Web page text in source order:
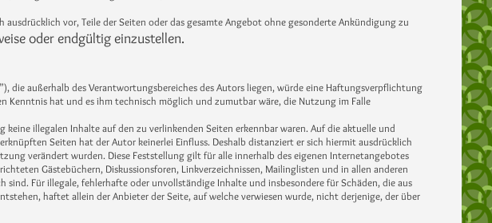
vor, Teile der Seiten oder das gesamte Angebot ohne gesonderte Ankündigung zu
oder endgültig einzustellen.
die außerhalb des Verantwortungsbereiches des Autors liegen, würde eine Haftungsverpflichtung
Kenntnis hat und es ihm technisch möglich und zumutbar wäre, die Nutzung im Falle
illegalen Inhalte auf den zu verlinkenden Seiten erkennbar waren. Auf die aktuelle und
Seiten hat der Autor keinerlei Einfluss. Deshalb distanziert er sich hiermit ausdrücklich
verändert wurden. Diese Feststellung gilt für alle innerhalb des eigenen Internetangebotes
Gästebüchern, Diskussionsforen, Linkverzeichnissen, Mailinglisten und in allen anderen
Für illegale, fehlerhafte oder unvollständige Inhalte und insbesondere für Schäden, die aus
haftet allein der Anbieter der Seite, auf welche verwiesen wurde, nicht derjenige, der über